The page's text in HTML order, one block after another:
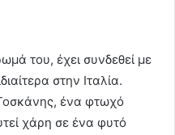
του, έχει συνδεθεί με
στην Ιταλία.
ένα φτωχό
χάρη σε ένα φυτό